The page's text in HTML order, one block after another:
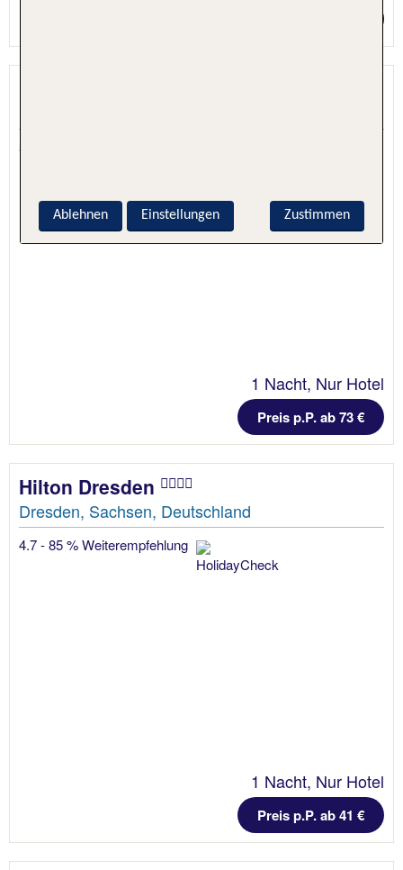
5.1 - 91 % Weiterempfehlung
1 Nacht, Nur Hotel
Preis p.P. ab 73 €
Hilton Dresden
Dresden, Sachsen, Deutschland
4.7 - 85 % Weiterempfehlung
1 Nacht, Nur Hotel
Preis p.P. ab 41 €
Zustimmen
Ablehnen Einstellungen